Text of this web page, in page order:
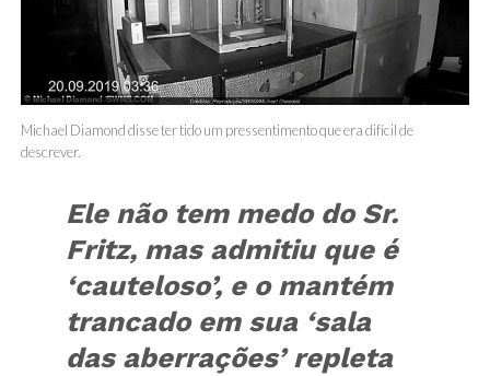
Michael Diamond disse ter tido um pressentimento que era difícil de
descrever.
Ele não tem medo do Sr.
Fritz, mas admitiu que é
‘cauteloso’, e o mantém
trancado em sua ‘sala
das aberrações’ repleta